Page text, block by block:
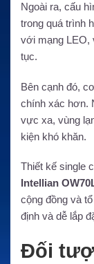
Ngoài ra, cấu
trong quá trình
với mạng LEO,
tục.
Bên cạnh đó,
chính xác hơn.
vực xa, vùng
kiện khó khăn.
Thiết kế single
Intellian
cộng đồng và
định và dễ lắp
Đối